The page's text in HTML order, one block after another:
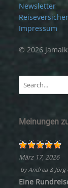
Newsletter
Impressum
© 2026
Meinungen
März 17, 2026
by Andrea & Jörg
Eine